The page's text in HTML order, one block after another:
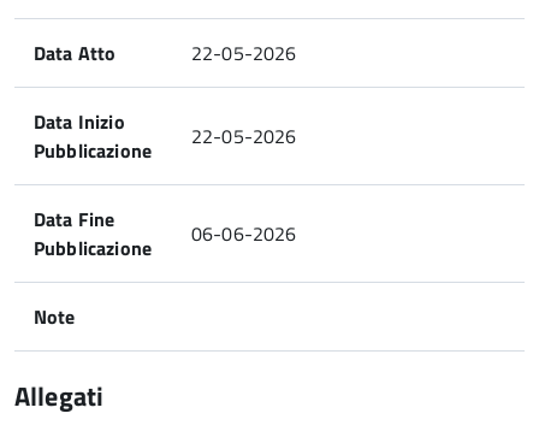
Data Atto 22-05-2026
Data Inizio
Pubblicazione
22-05-2026
Data Fine
Pubblicazione
06-06-2026
Note
Allegati